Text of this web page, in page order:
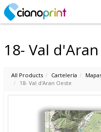
18- Val
All Products Cartelería
18- Val d'Aran Oeste